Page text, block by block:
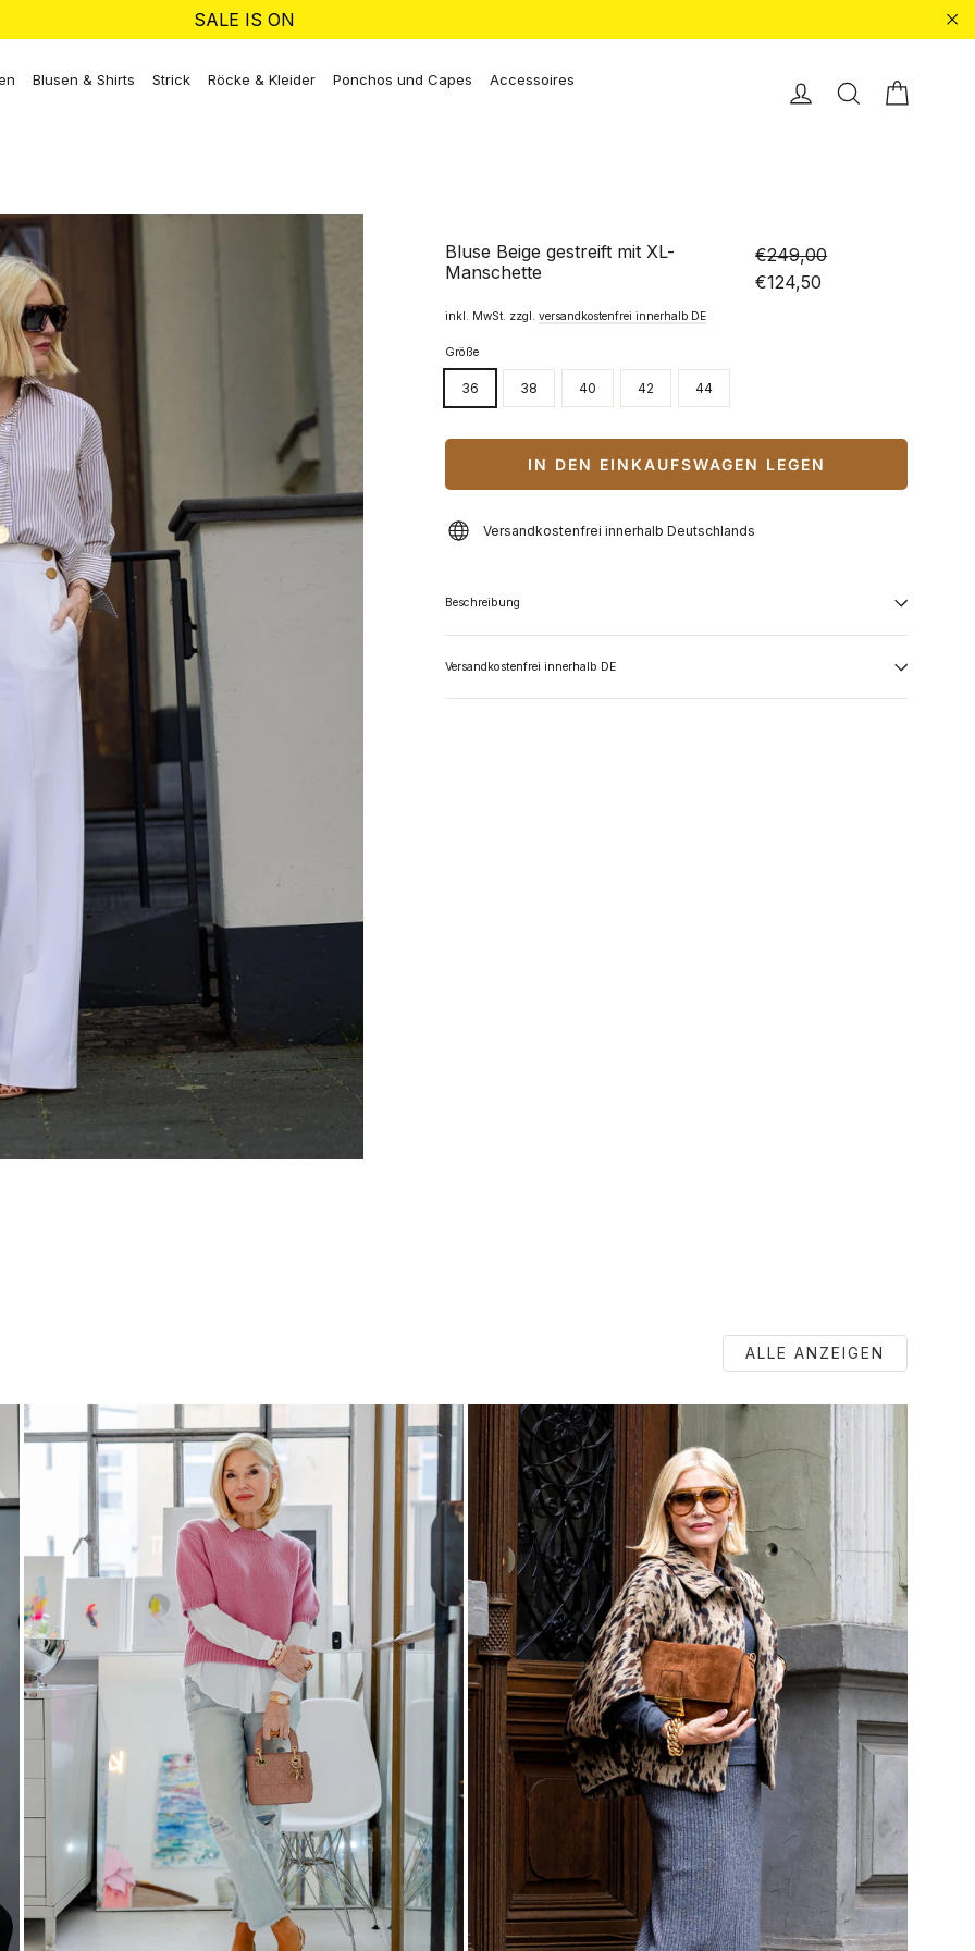
SALE IS ON
Blusen & Shirts Strick Röcke & Kleider Ponchos und Capes Accessoires EinloggenSuche
Bluse Beige gestreift mit XL-
Manschette
Normaler
€249,00
Sonderpreis
€124,50
inkl. MwSt. zzgl. versandkostenfrei innerhalb DE
Größe
36 38 40 42 44
IN DEN EINKAUFSWAGEN LEGEN
Versandkostenfrei innerhalb Deutschlands
Beschreibung
Versandkostenfrei innerhalb DE
ALLE ANZEIGEN